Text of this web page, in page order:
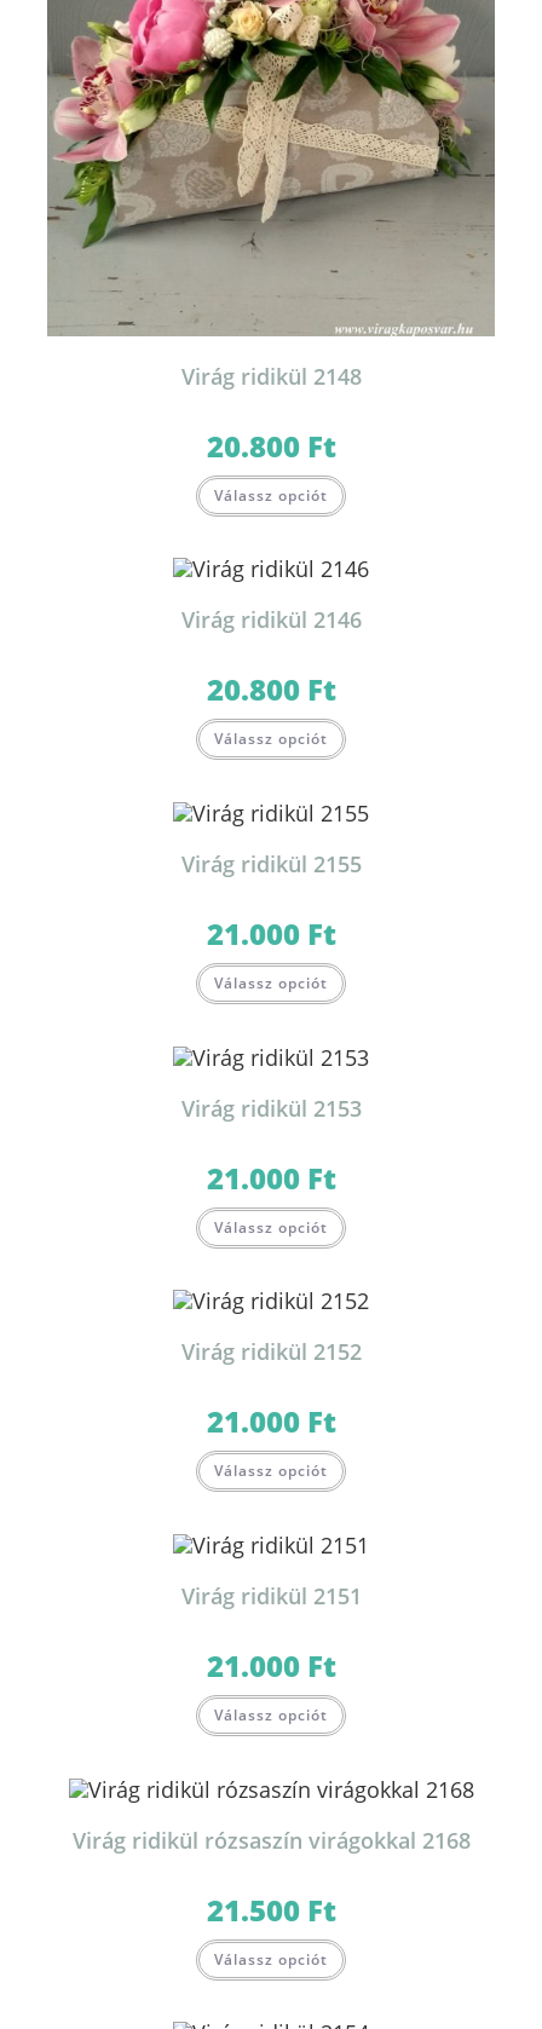
Virág ridikül 2148
20.800 Ft
Válassz opciót
Virág ridikül 2146
20.800 Ft
Válassz opciót
Virág ridikül 2155
21.000 Ft
Válassz opciót
Virág ridikül 2153
21.000 Ft
Válassz opciót
Virág ridikül 2152
21.000 Ft
Válassz opciót
Virág ridikül 2151
21.000 Ft
Válassz opciót
Virág ridikül rózsaszín virágokkal 2168
21.500 Ft
Válassz opciót